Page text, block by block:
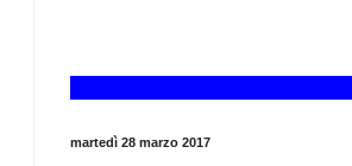
martedì 28 marzo 2017